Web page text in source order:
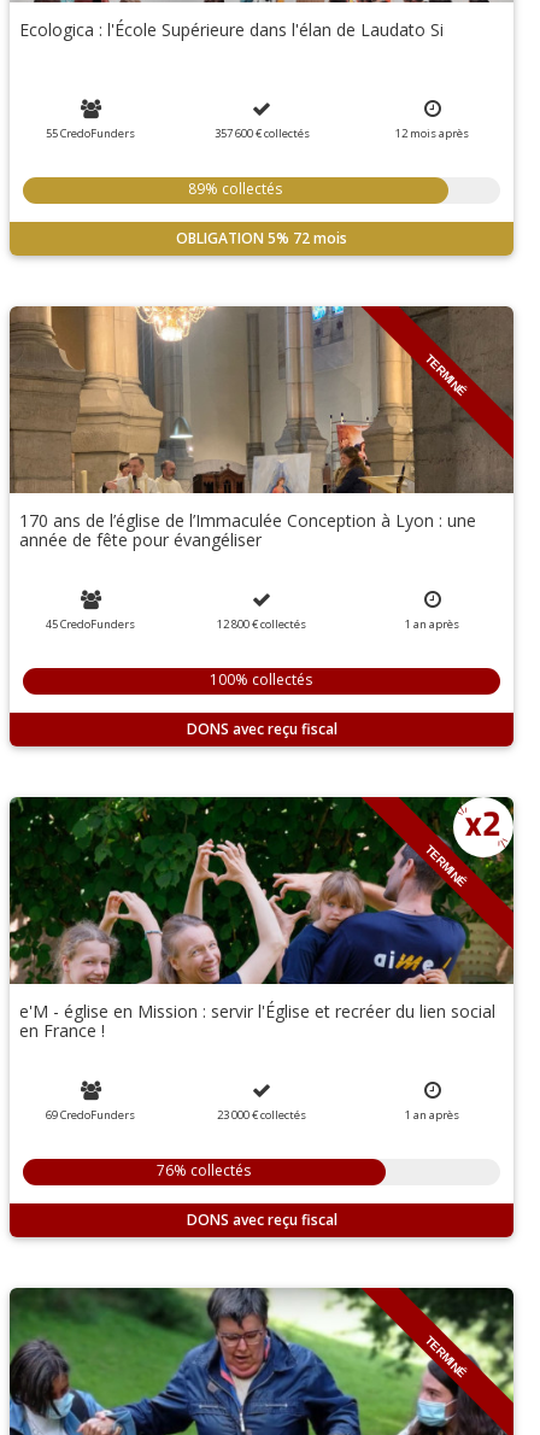
Ecologica : l'École Supérieure dans l'élan de Laudato Si
55 CredoFunders 357 600 €collectés 12moisaprès
89% collectés
OBLIGATION 5% 72 mois
TERMINÉ
170 ans de l’église de l’Immaculée Conception à Lyon : une
année de fête pour évangéliser
45 CredoFunders 12 800 €collectés 1 an après
100% collectés
DONS
TERMINÉ
e'M - église en Mission : servir l'Église et recréer du lien social
en France !
69 CredoFunders 23 000 €collectés 1 an après
76% collectés
DONS
TERMINÉ